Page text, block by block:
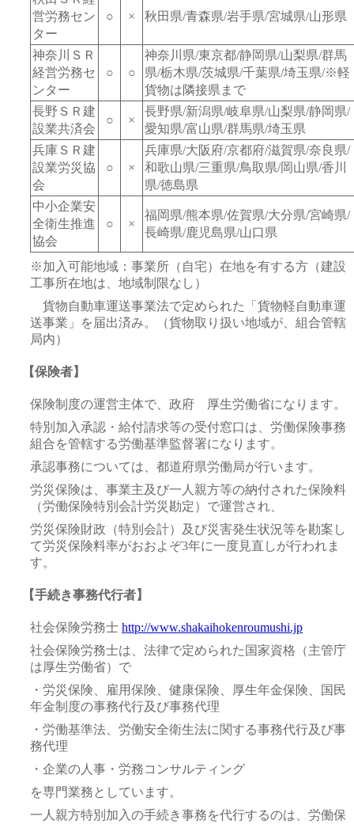
営労務セン
ター
○ × 秋田県/青森県/岩手県/宮城県/山形県
神奈川ＳＲ
経営労務セ
ンター
○ ○
神奈川県/東京都/静岡県/山梨県/群馬
県/栃木県/茨城県/千葉県/埼玉県/※軽
貨物は隣接県まで
長野ＳＲ建
設業共済会
○ ×
長野県/新潟県/岐阜県/山梨県/静岡県/
愛知県/富山県/群馬県/埼玉県
兵庫ＳＲ建
設業労災協
会
○ ×
兵庫県/大阪府/京都府/滋賀県/奈良県/
和歌山県/三重県/鳥取県/岡山県/香川
県/徳島県
中小企業安
全衛生推進
協会
○ ×
福岡県/熊本県/佐賀県/大分県/宮崎県/
長崎県/鹿児島県/山口県
※加入可能地域：事業所（自宅）在地を有する方（建設
工事所在地は、地域制限なし）
貨物自動車運送事業法で定められた「貨物軽自動車運
送事業」を届出済み。（貨物取り扱い地域が、組合管轄
局内）
【保険者】
保険制度の運営主体で、政府 厚生労働省になります。
特別加入承認・給付請求等の受付窓口は、労働保険事務
組合を管轄する労働基準監督署になります。
承認事務については、都道府県労働局が行います。
労災保険は、事業主及び一人親方等の納付された保険料
（労働保険特別会計労災勘定）で運営され、
労災保険財政（特別会計）及び災害発生状況等を勘案し
て労災保険料率がおおよぞ3年に一度見直しが行われま
す。
【手続き事務代行者】
社会保険労務士 http://www.shakaihokenroumushi.jp
社会保険労務士は、法律で定められた国家資格（主管庁
は厚生労働省）で
・労災保険、雇用保険、健康保険、厚生年金保険、国民
年金制度の事務代行及び事務代理
・労働基準法、労働安全衛生法に関する事務代行及び事
務代理
・企業の人事・労務コンサルティング
を専門業務としています。
一人親方特別加入の手続き事務を代行するのは、労働保